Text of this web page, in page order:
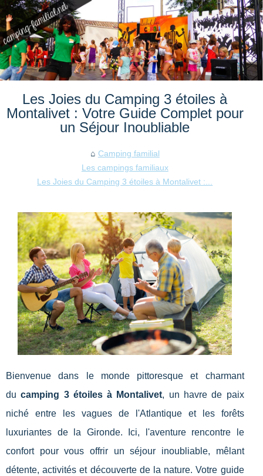
Les Joies du Camping 3 étoiles à
Montalivet : Votre Guide Complet pour
un Séjour Inoubliable
Camping familial
Les campings familiaux
Les Joies du Camping 3 étoiles à Montalivet :...
Bienvenue dans le monde pittoresque et charmant
ducamping 3 étoiles à Montalivet, un havre de paix
niché entre les vagues de l'Atlantique et les forêts
luxuriantes de la Gironde. Ici, l'aventure rencontre le
confort pour vous offrir un séjour inoubliable, mêlant
détente, activités et découverte de la nature. Votre guide